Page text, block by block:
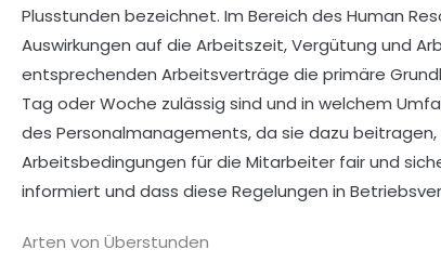
Plusstunden bezeichnet. Im Bereich des Human
Auswirkungen auf die Arbeitszeit, Vergütung und
entsprechenden Arbeitsverträge die primäre
Tag oder Woche zulässig sind und in welchem
des Personalmanagements, da sie dazu
Arbeitsbedingungen für die Mitarbeiter fair und
informiert und dass diese Regelungen in
Arten von Überstunden